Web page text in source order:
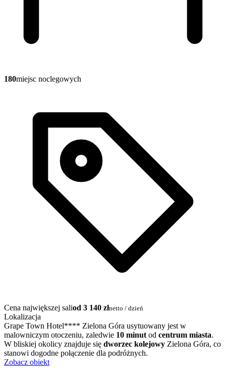
180miejsc noclegowych
Cena największej saliod 3 140 złnetto / dzień
Lokalizacja
Grape Town Hotel**** Zielona Góra usytuowany jest w
malowniczym otoczeniu, zaledwie 10 minut od centrum miasta.
W bliskiej okolicy znajduje się dworzec kolejowy Zielona Góra, co
stanowi dogodne połączenie dla podróżnych.
Zobacz obiekt